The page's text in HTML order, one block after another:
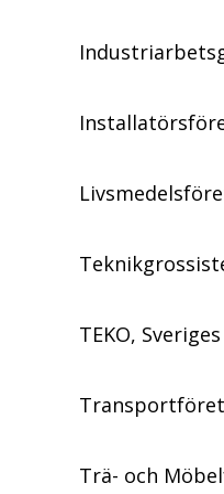
TEKO,
Trä- och